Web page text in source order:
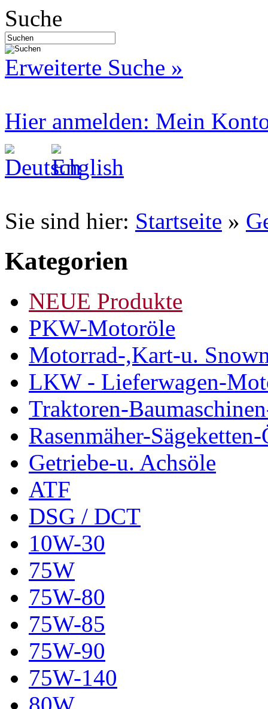
Suche
Erweiterte Suche »
Hier anmelden: Mein
Sie sind hier: Startseite »
Kategorien
NEUE Produkte
PKW-Motoröle
Motorrad-,Kart-u.
LKW - Lieferwagen-
Traktoren-
Rasenmäher-
Getriebe-u. Achsöle
ATF
DSG / DCT
10W-30
75W
75W-80
75W-85
75W-90
75W-140